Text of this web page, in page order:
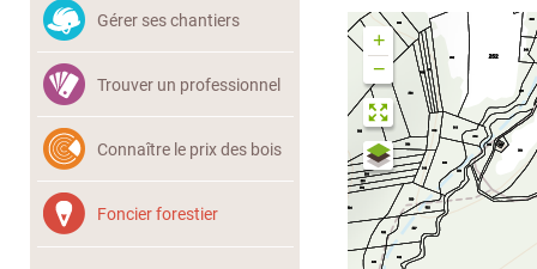
Gérer ses chantiers
Trouver un professionnel
Connaître le prix des bois
Foncier forestier
+
−